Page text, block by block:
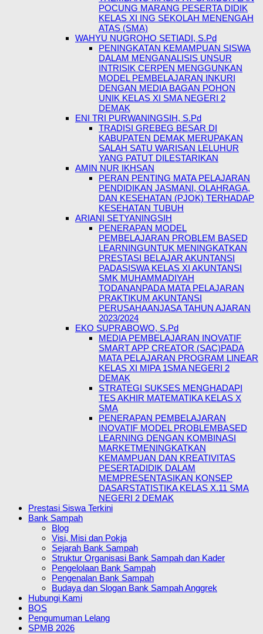
POCUNG MARANG PESERTA DIDIK
KELAS XI ING SEKOLAH MENENGAH
ATAS (SMA)
WAHYU NUGROHO SETIADI, S.Pd
PENINGKATAN KEMAMPUAN SISWA
DALAM MENGANALISIS UNSUR
INTRISIK CERPEN MENGGUNKAN
MODEL PEMBELAJARAN INKURI
DENGAN MEDIA BAGAN POHON
UNIK KELAS XI SMA NEGERI 2
DEMAK
ENI TRI PURWANINGSIH, S.Pd
TRADISI GREBEG BESAR DI
KABUPATEN DEMAK MERUPAKAN
SALAH SATU WARISAN LELUHUR
YANG PATUT DILESTARIKAN
AMIN NUR IKHSAN
PERAN PENTING MATA PELAJARAN
PENDIDIKAN JASMANI, OLAHRAGA,
DAN KESEHATAN (PJOK) TERHADAP
KESEHATAN TUBUH
ARIANI SETYANINGSIH
PENERAPAN MODEL
PEMBELAJARAN PROBLEM BASED
LEARNINGUNTUK MENINGKATKAN
PRESTASI BELAJAR AKUNTANSI
PADASISWA KELAS XI AKUNTANSI
SMK MUHAMMADIYAH
TODANANPADA MATA PELAJARAN
PRAKTIKUM AKUNTANSI
PERUSAHAANJASA TAHUN AJARAN
2023/2024
EKO SUPRABOWO, S.Pd
MEDIA PEMBELAJARAN INOVATIF
SMART APP CREATOR (SAC)PADA
MATA PELAJARAN PROGRAM LINEAR
KELAS XI MIPA 1SMA NEGERI 2
DEMAK
STRATEGI SUKSES MENGHADAPI
TES AKHIR MATEMATIKA KELAS X
SMA
PENERAPAN PEMBELAJARAN
INOVATIF MODEL PROBLEMBASED
LEARNING DENGAN KOMBINASI
MARKETMENINGKATKAN
KEMAMPUAN DAN KREATIVITAS
PESERTADIDIK DALAM
MEMPRESENTASIKAN KONSEP
DASARSTATISTIKA KELAS X.11 SMA
NEGERI 2 DEMAK
Prestasi Siswa Terkini
Bank Sampah
Blog
Visi, Misi dan Pokja
Sejarah Bank Sampah
Struktur Organisasi Bank Sampah dan Kader
Pengelolaan Bank Sampah
Pengenalan Bank Sampah
Budaya dan Slogan Bank Sampah Anggrek
Hubungi Kami
BOS
Pengumuman Lelang
SPMB 2026